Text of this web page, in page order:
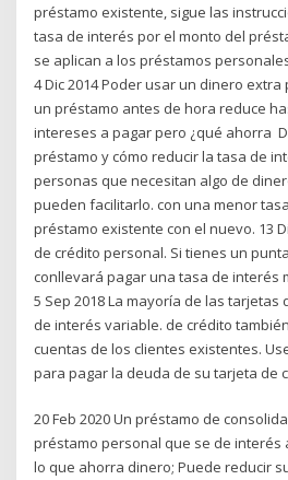
préstamo existente, sigue las
tasa de interés por el monto del
se aplican a los préstamos
4 Dic 2014 Poder usar un dinero
un préstamo antes de hora reduce
intereses a pagar pero ¿qué ahorra
préstamo y cómo reducir la tasa de
personas que necesitan algo de
pueden facilitarlo. con una menor
préstamo existente con el nuevo. 13
de crédito personal. Si tienes un
conllevará pagar una tasa de interés
5 Sep 2018 La mayoría de las
de interés variable. de crédito
cuentas de los clientes existentes.
para pagar la deuda de su tarjeta de
20 Feb 2020 Un préstamo de
préstamo personal que se de interés
lo que ahorra dinero; Puede reducir